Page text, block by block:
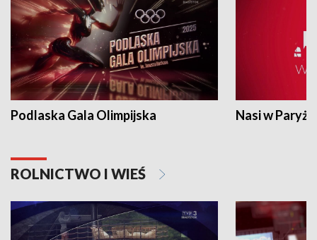
Podlaska Gala Olimpijska Nasi w Paryżu
ROLNICTWO I WIEŚ